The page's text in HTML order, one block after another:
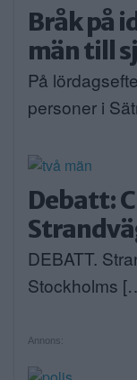
Bråk på
män till
På
personer i
Debatt:
DEBATT.
Stockholms
Annons: